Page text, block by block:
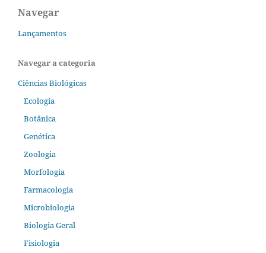
Navegar
Lançamentos
Navegar a categoria
Ciências Biológicas
Ecologia
Botânica
Genética
Zoologia
Morfologia
Farmacologia
Microbiologia
Biologia Geral
Fisiologia